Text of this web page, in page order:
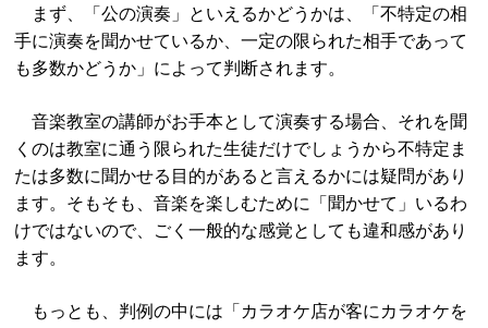
まず、「公の演奏」といえるかどうかは、「不特定の相
手に演奏を聞かせているか、一定の限られた相手であって
も多数かどうか」によって判断されます。
音楽教室の講師がお手本として演奏する場合、それを聞
くのは教室に通う限られた生徒だけでしょうから不特定ま
たは多数に聞かせる目的があると言えるかには疑問があり
ます。そもそも、音楽を楽しむために「聞かせて」いるわ
けではないので、ごく一般的な感覚としても違和感があり
ます。
もっとも、判例の中には「カラオケ店が客にカラオケを